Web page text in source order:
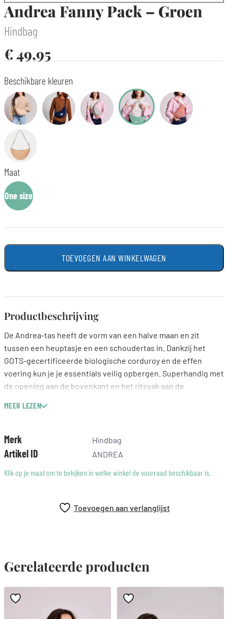
Andrea Fanny Pack – Groen
Hindbag
€49,95
Beschikbare kleuren
Maat
One size
TOEVOEGEN AAN WINKELWAGEN
Productbeschrijving
De Andrea-tas heeft de vorm van een halve maan en zit
tussen een heuptasje en een schoudertas in. Dankzij het
GOTS-gecertificeerde biologische corduroy en de effen
voering kun je je essentials veilig opbergen. Superhandig met
de opening aan de bovenkant en het ritsvak aan de
een korte of lange schouderriem dragen, voor of achter, of
kleuren.
Afmetingen: L32 x H16 x D8 cm
Lengte schouderriem: Min. 56 – Max. 105 cm
MEER LEZEN
Merk Hindbag
Artikel ID
ANDREA
Klik op je maat om te bekijken in welke winkel de voorraad beschikbaar is.
Toevoegen aan verlanglijst
Gerelateerde producten